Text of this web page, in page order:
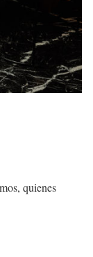
quienes